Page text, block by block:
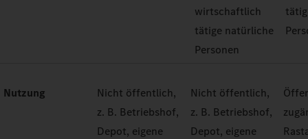
wirtschaftlich
tätige natürliche
Personen
Nutzung
Nicht öffentlich,
z. B. Betriebshof,
Depot, eigene
Nicht öffentlich,
z. B. Betriebshof,
Depot, eigene